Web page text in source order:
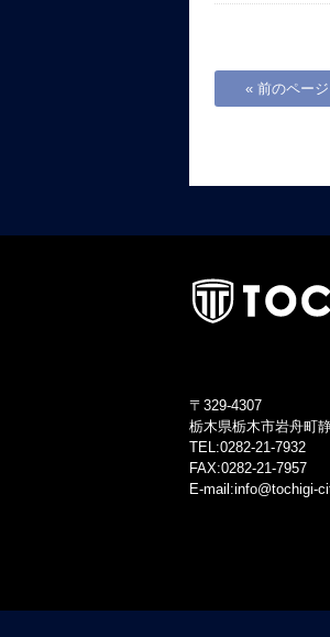
« 前のページ
〒329-4307
栃木県栃木市岩舟町
TEL:0282-21-7932
FAX:0282-21-7957
E-mail:info@tochigi-